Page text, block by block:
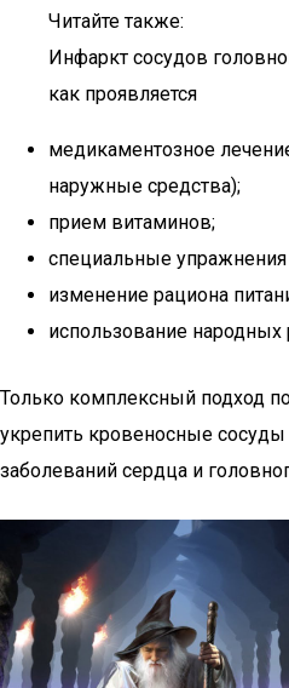
Читайте также:
Инфаркт сосудов
как проявляется
медикаментозное
наружные средства);
прием витаминов;
специальные упражнения
изменение рациона
использование народных
Только комплексный подход
укрепить кровеносные сосуды
заболеваний сердца и